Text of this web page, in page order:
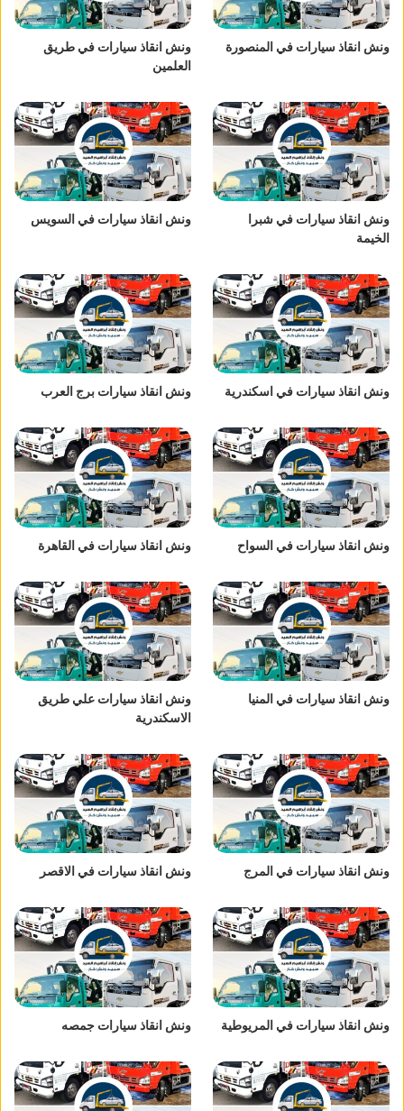
ونش انقاذ سيارات في المنصورة
ونش انقاذ سيارات في طريق
العلمين
ونش انقاذ سيارات في شبرا
الخيمة
ونش انقاذ سيارات في السويس
ونش انقاذ سيارات في اسكندرية ونش انقاذ سيارات برج العرب
ونش انقاذ سيارات في السواح ونش انقاذ سيارات في القاهرة
ونش انقاذ سيارات في المنيا
ونش انقاذ سيارات علي طريق
الاسكندرية
ونش انقاذ سيارات في المرج ونش انقاذ سيارات في الاقصر
ونش انقاذ سيارات في المريوطية ونش انقاذ سيارات جمصه